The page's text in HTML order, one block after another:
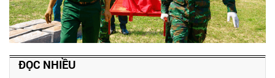
ĐỌC NHIỀU